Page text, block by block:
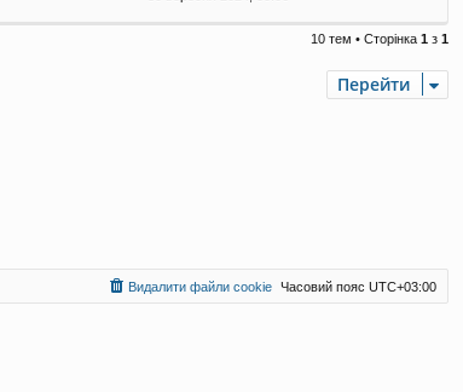
10 тем • Сторінка 1 з 1
Перейти
Часовий пояс UTC+03:00
Видалити файли cookie